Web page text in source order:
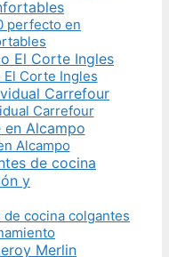
perfecto en
El Corte Ingles
Carrefour
Alcampo
cocina colgantes